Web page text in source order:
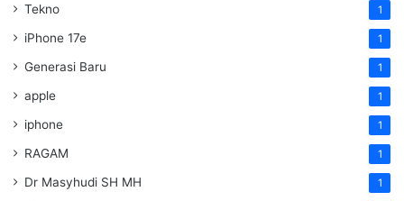
Tekno 1
iPhone 17e 1
Generasi Baru 1
apple 1
iphone 1
RAGAM 1
Dr Masyhudi SH MH 1